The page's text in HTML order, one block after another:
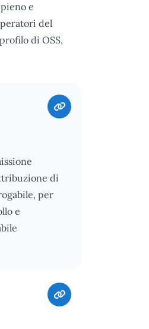
e
del
di OSS,
di
per
e